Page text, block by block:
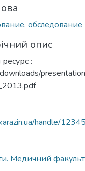
, обследование
опис
:
handle/
Медичний